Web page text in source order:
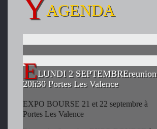
AGENDA
LUNDI 2 SEPTEMBREreunion
20h30 Portes Les Valence
EXPO BOURSE 21 et 22 septembre à
Portes Les Valence